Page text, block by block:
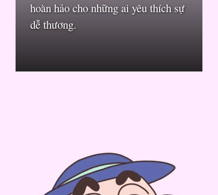
hoàn hảo cho những ai yêu thích sự
dễ thương.